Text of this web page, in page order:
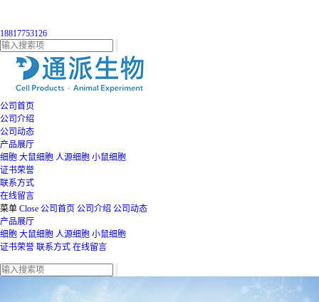
18817753126
公司首页
公司介绍
公司动态
产品展厅
细胞 大鼠细胞 人源细胞 小鼠细胞
证书荣誉
联系方式
在线留言
菜单 Close 公司首页 公司介绍 公司动态
产品展厅
细胞 大鼠细胞 人源细胞 小鼠细胞
证书荣誉 联系方式 在线留言